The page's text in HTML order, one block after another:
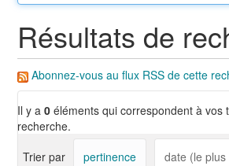
Résultats de
Abonnez-vous au flux RSS de cette
Il y a0 éléments qui correspondent à vos
recherche.
Trier par
pertinence date (le